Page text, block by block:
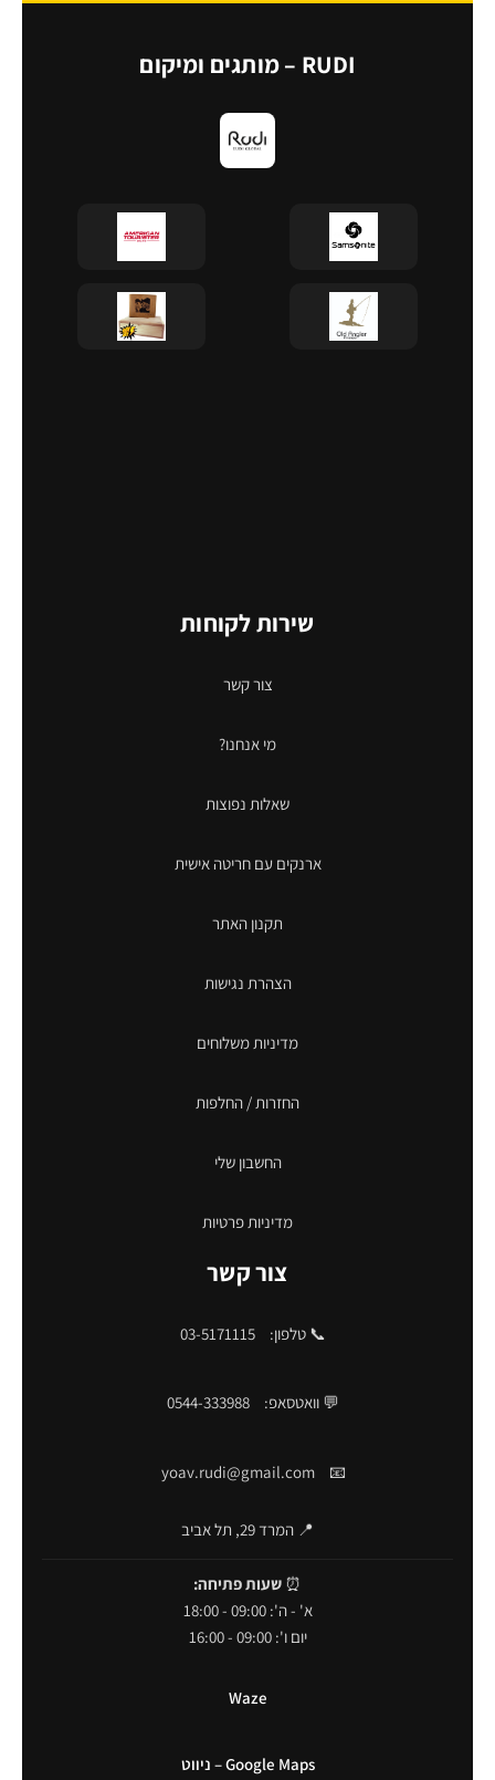
RUDI – מותגים ומיקום
שירות לקוחות
צור קשר
מי אנחנו?
שאלות נפוצות
ארנקים עם חריטה אישית
תקנון האתר
הצהרת נגישות
מדיניות משלוחים
החזרות / החלפות
החשבון שלי
מדיניות פרטיות
צור קשר
📞 טלפון: 03-5171115
💬 וואטסאפ: 0544-333988
📧
yoav.rudi@gmail.com
📍 המרד 29, תל אביב
⏰ שעות פתיחה:
א' - ה': 09:00 - 18:00
יום ו': 09:00 - 16:00
Waze
Google Maps – ניווט